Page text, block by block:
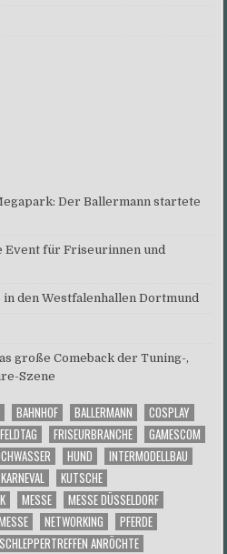
Der Ballermann startete
Event für Friseurinnen und
den Westfalenhallen Dortmund
große Comeback der Tuning-,
Szene
BAHNHOF BALLERMANN
COSPLAY
FELDTAG FRISEURBRANCHE
GAMESCOM
HUND
INTERMODELLBAU
KARNEVAL
KUTSCHE
MESSE
MESSE DÜSSELDORF
NETWORKING
PFERDE
SCHLEPPERTREFFEN ANRÖCHTE